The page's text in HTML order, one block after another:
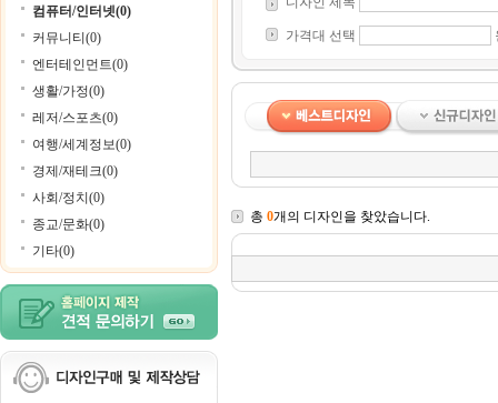
컴퓨터/인터넷(0)
커뮤니티(0)
엔터테인먼트(0)
생활/가정(0)
레저/스포츠(0)
여행/세계정보(0)
경제/재테크(0)
사회/정치(0)
종교/문화(0)
기타(0)
가격대 선택
총 0개의 디자인을 찾았습니다.